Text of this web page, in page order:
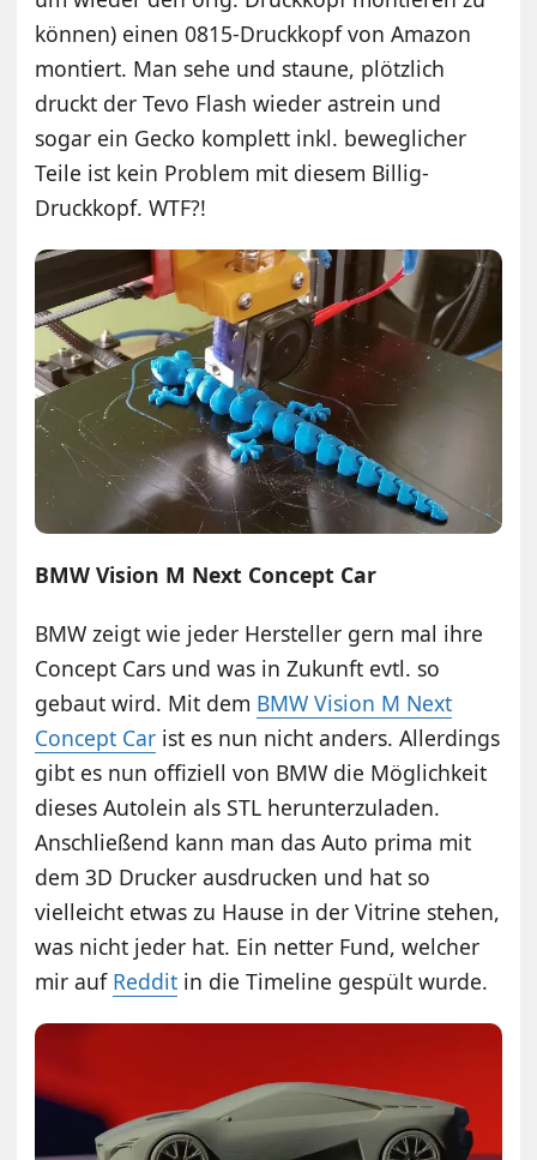
können) einen 0815-Druckkopf von Amazon
montiert. Man sehe und staune, plötzlich
druckt der Tevo Flash wieder astrein und
sogar ein Gecko komplett inkl. beweglicher
Teile ist kein Problem mit diesem Billig-
Druckkopf. WTF?!
BMW Vision M Next Concept Car
BMW zeigt wie jeder Hersteller gern mal ihre
Concept Cars und was in Zukunft evtl. so
gebaut wird. Mit dem BMW Vision M Next
Concept Car ist es nun nicht anders. Allerdings
gibt es nun offiziell von BMW die Möglichkeit
dieses Autolein als STL herunterzuladen.
Anschließend kann man das Auto prima mit
dem 3D Drucker ausdrucken und hat so
vielleicht etwas zu Hause in der Vitrine stehen,
was nicht jeder hat. Ein netter Fund, welcher
mir auf Reddit in die Timeline gespült wurde.